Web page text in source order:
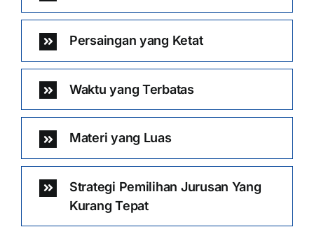
Persaingan yang Ketat
Waktu yang Terbatas
Materi yang Luas
Strategi Pemilihan Jurusan Yang
Kurang Tepat